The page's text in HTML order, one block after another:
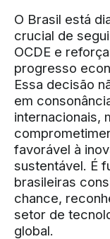
O Brasil está
crucial de
OCDE e
progresso
Essa decisão
em
internacionais,
favorável à
sustentável. É
brasileiras
chance,
setor de
global.